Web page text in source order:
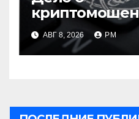
оборачивают
терроризму
АВГ 8, 2026 РМ